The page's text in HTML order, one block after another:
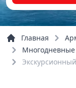
Главная